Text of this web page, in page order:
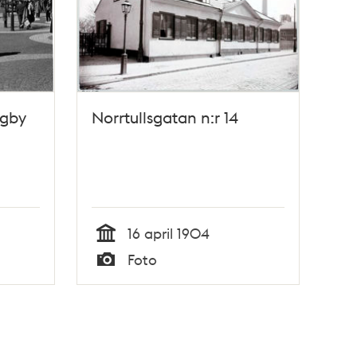
Norrtullsgatan n:r 14
Tid
16 april 1904
Typ
Foto